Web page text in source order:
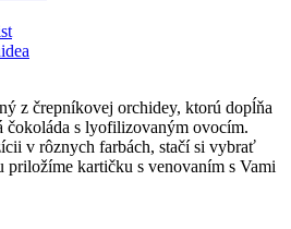
z črepníkovej orchidey, ktorú dopĺňa
čokoláda s lyofilizovaným ovocím.
v rôznych farbách, stačí si vybrať
priložíme kartičku s venovaním s Vami